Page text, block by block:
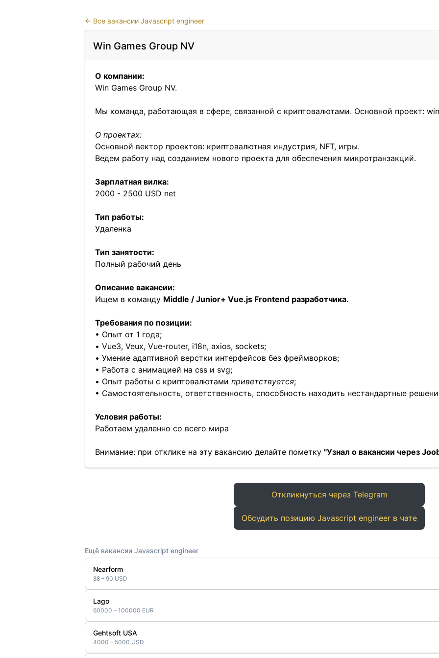
← Все вакансии Javascript engineer
Win Games Group NV
О компании:
Win Games Group NV.
Мы команда, работающая в сфере, связанной с криптовалютами. Основной проект:
О проектах:
Основной вектор проектов: криптовалютная индустрия, NFT, игры.
Ведем работу над созданием нового проекта для обеспечения микротранзакций.
Зарплатная вилка:
2000 - 2500 USD net
Тип работы:
Удаленка
Тип занятости:
Полный рабочий день
Описание вакансии:
Ищем в команду Middle / Junior+ Vue.js Frontend разработчика.
Требования по позиции:
• Опыт от 1 года;
• Vue3, Veux, Vue-router, i18n, axios, sockets;
• Умение адаптивной верстки интерфейсов без фреймворков;
• Работа с анимацией на css и svg;
• Опыт работы с криптовалютами приветствуется;
• Самостоятельность, ответственность, способность находить нестандартные
Условия работы:
Работаем удаленно со всего мира
Внимание: при отклике на эту вакансию делайте пометку "Узнал о вакансии через
Откликнуться через Telegram
Обсудить позицию Javascript engineer в чате
Ещё вакансии Javascript engineer
Nearform
88 – 90 USD
Lago
60000 – 100000 EUR
Gehtsoft USA
4000 – 5000 USD